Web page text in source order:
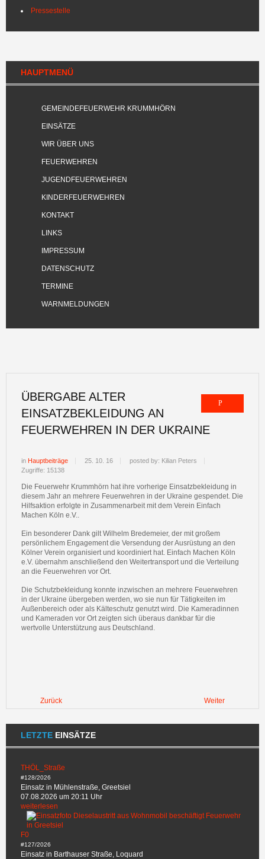
Pressestelle
HAUPTMENÜ
GEMEINDEFEUERWEHR KRUMMHÖRN
EINSÄTZE
WIR ÜBER UNS
FEUERWEHREN
JUGENDFEUERWEHREN
KINDERFEUERWEHREN
KONTAKT
LINKS
IMPRESSUM
DATENSCHUTZ
TERMINE
WARNMELDUNGEN
ÜBERGABE ALTER
EINSATZBEKLEIDUNG AN
FEUERWEHREN IN DER UKRAINE
in Hauptbeiträge 25. 10. 16
posted by: Kilian Peters
Zugriffe: 15138
Die Feuerwehr Krummhörn hat ihre vorherige Einsatzbekleidung in
diesem Jahr an mehrere Feuerwehren in der Ukraine gespendet. Die
Hilfsaktion erfolgte in Zusammenarbeit mit dem Verein Einfach
Machen Köln e.V..
Ein besonderer Dank gilt Wilhelm Bredemeier, der mit großem
persönlichem Engagement die Versendung der Ausrüstung an den
Kölner Verein organisiert und koordiniert hat. Einfach Machen Köln
e.V. übernahm anschließend den Weitertransport und die Verteilung
an die Feuerwehren vor Ort.
Die Schutzbekleidung konnte inzwischen an mehrere Feuerwehren
in der Ukraine übergeben werden, wo sie nun für Tätigkeiten im
Außenbereich oder als Kälteschutz genutzt wird. Die Kameradinnen
und Kameraden vor Ort zeigten sich überaus dankbar für die
wertvolle Unterstützung aus Deutschland.
Zurück Weiter
LETZTE EINSÄTZE
THÖL_Straße
#128/2026
Einsatz in Mühlenstraße, Greetsiel
07.08.2026 um 20:11 Uhr
weiterlesen
F0
#127/2026
Einsatz in Barthauser Straße, Loquard